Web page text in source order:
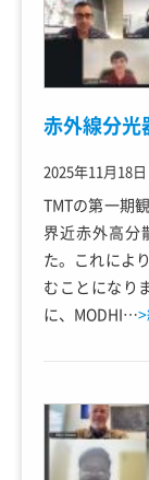
赤外線分光
2025年11月18日
TMTの第一期
界近赤外高分
た。これによ
むことになり
に、MODHI…